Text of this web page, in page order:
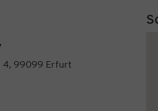
4, 99099 Erfurt